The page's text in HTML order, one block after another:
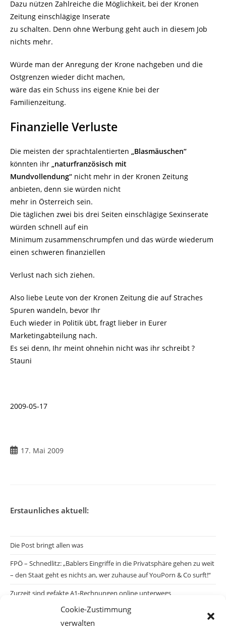
Cookie-Zustimmung
verwalten
Dazu nützen Zahlreiche die Möglichkeit, bei der Kronen
Zeitung einschlägige Inserate
zu schalten. Denn ohne Werbung geht auch in diesem Job
nichts mehr.
Würde man der Anregung der Krone nachgeben und die
Ostgrenzen wieder dicht machen,
wäre das ein Schuss ins eigene Knie bei der
Familienzeitung.
Finanzielle Verluste
Die meisten der sprachtalentierten „Blasmäuschen“
könnten ihr „naturfranzösisch mit
Mundvollendung“ nicht mehr in der Kronen Zeitung
anbieten, denn sie würden nicht
mehr in Österreich sein.
Die täglichen zwei bis drei Seiten einschlägige Sexinserate
würden schnell auf ein
Minimum zusammenschrumpfen und das würde wiederum
einen schweren finanziellen
Verlust nach sich ziehen.
Also liebe Leute von der Kronen Zeitung die auf Straches
Spuren wandeln, bevor Ihr
Euch wieder in Politik übt, fragt lieber in Eurer
Marketingabteilung nach.
Es sei denn, Ihr meint ohnehin nicht was ihr schreibt ?
Stauni
2009-05-17
Beitrag17. Mai 2009
Erstaunliches aktuell:
Die Post bringt allen was
FPÖ – Schnedlitz: „Bablers Eingriffe in die Privatsphäre gehen zu weit
– den Staat geht es nichts an, wer zuhause auf YouPorn & Co surft!“
Zurzeit sind gefakte A1-Rechnungen online unterwegs
Salzburgs Juden und ihre Sicherheit: „Erst nach einem Anschlag wäre
die Gefahr endlich konkret!“